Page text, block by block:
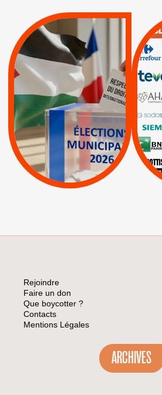
MUNICIPALES 2026 :
JE VOTE POUR LE
RESPECT DU DROIT
INTERNATIONAL EN
PALESTINE
APPELS | Actus
Espaces Sans
Apartheid
| Lettres d'interpellation
Pétitions
Rejoindre
Faire un don
Que boycotter ?
Contacts
Mentions Légales
ARCHIVES